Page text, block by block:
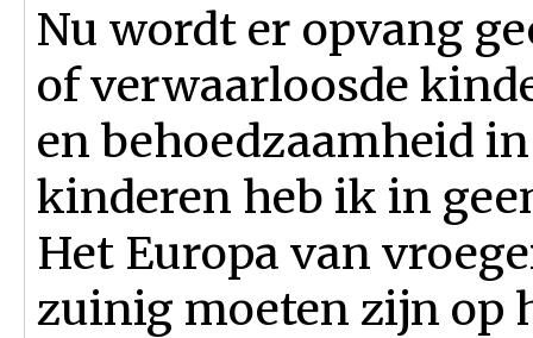
Nu wordt er opvang
of verwaarloosde
en behoedzaamheid
kinderen heb ik in
Het Europa van
zuinig moeten zijn op